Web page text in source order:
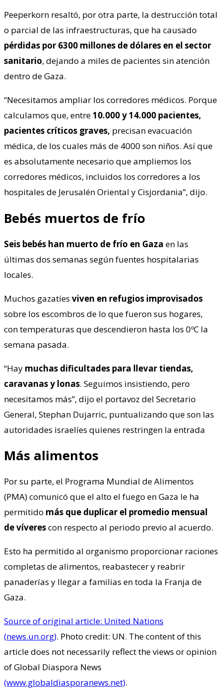
Peeperkorn resaltó, por otra parte, la destrucción total
o parcial de las infraestructuras, que ha causado
pérdidas por 6300 millones de dólares en el sector
sanitario, dejando a miles de pacientes sin atención
dentro de Gaza.
“Necesitamos ampliar los corredores médicos. Porque
calculamos que, entre10.000 y 14.000 pacientes,
pacientes críticos graves, precisan evacuación
médica, de los cuales más de 4000 son niños. Así que
es absolutamente necesario que ampliemos los
corredores médicos, incluidos los corredores a los
hospitales de Jerusalén Oriental y Cisjordania”, dijo.
Bebés muertos de frío
Seis bebés han muerto de frío en Gaza en las
últimas dos semanas según fuentes hospitalarias
locales.
Muchos gazatíes viven en refugios improvisados
sobre los escombros de lo que fueron sus hogares,
con temperaturas que descendieron hasta los 0ºC la
semana pasada.
“Hay muchas dificultades para llevar tiendas,
caravanas y lonas. Seguimos insistiendo, pero
necesitamos más”, dijo el portavoz del Secretario
General, Stephan Dujarric, puntualizando que son las
autoridades israelíes quienes restringen la entrada
Más alimentos
Por su parte, el Programa Mundial de Alimentos
(PMA) comunicó que el alto el fuego en Gaza le ha
permitido más que duplicar el promedio mensual
de víverescon respecto al periodo previo al acuerdo.
Esto ha permitido al organismo proporcionar raciones
completas de alimentos, reabastecer y reabrir
panaderías y llegar a familias en toda la Franja de
Gaza.
Source of original article: United Nations
(news.un.org). Photo credit: UN. The content of this
article does not necessarily reflect the views or opinion
of Global Diaspora News
(www.globaldiasporanews.net).